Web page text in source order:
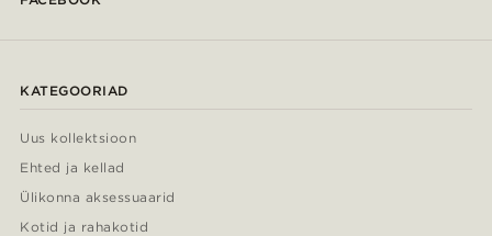
KATEGOORIAD
Uus kollektsioon
Ehted ja kellad
Ülikonna aksessuaarid
Kotid ja rahakotid